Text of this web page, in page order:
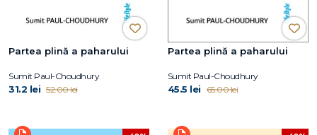
Partea plină a paharului
Sumit Paul-Choudhury
31.2 lei 52.00 lei
Partea plină a paharului
Sumit Paul-Choudhury
45.5 lei 65.00 lei